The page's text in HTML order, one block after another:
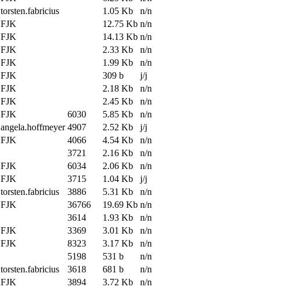
torsten.fabricius 1.05 Kb
n/n
FJK 12.75 Kb n/n
FJK 14.13 Kb n/n
FJK 2.33 Kb
n/n
FJK 1.99 Kb
n/n
FJK 309 b
j/j
FJK 2.18 Kb
n/n
FJK 2.45 Kb
n/n
FJK 6030 5.85 Kb
n/n
angela.hoffmeyer 4907 2.52 Kb
j/j
FJK 4066 4.54 Kb
n/n
3721 2.16 Kb
n/n
FJK 6034 2.06 Kb
n/n
FJK 3715 1.04 Kb
j/j
torsten.fabricius 3886 5.31 Kb
n/n
FJK 36766 19.69 Kb n/n
3614 1.93 Kb
n/n
FJK 3369 3.01 Kb
n/n
FJK 8323 3.17 Kb
n/n
5198 531 b
n/n
torsten.fabricius 3618 681 b
n/n
FJK 3894 3.72 Kb
n/n